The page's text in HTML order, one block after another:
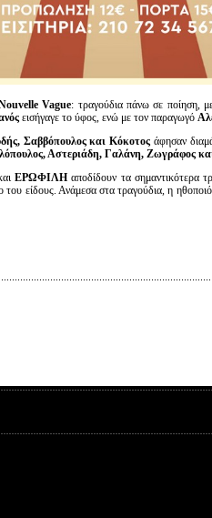
Vague: τραγούδια πάνω σε ποίηση,
εισήγαγε το ύφος, ενώ με τον παραγωγό
Σαββόπουλος και Κόκοτος άφησαν
Αστεριάδη, Γαλάνη, Ζωγράφος
ΕΡΩΦΙΛΗ αποδίδουν τα σημαντικότερα
του είδους. Ανάμεσα στα τραγούδια, η